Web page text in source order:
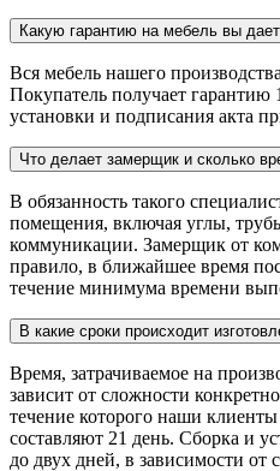
Какую гарантию на мебель вы
Вся мебель нашего
Покупатель получает гарантию
установки и подписания акта
Что делает замерщик и сколько
В обязанность такого
помещения, включая углы,
коммуникации. Замерщик от
правило, в ближайшее время
течение минимума времени
В какие сроки происходит
Время, затрачиваемое на
зависит от сложности
течение которого наши
составляют 21 день. Сборка и
до двух дней, в зависимости от